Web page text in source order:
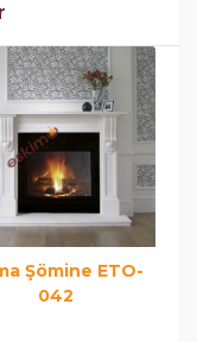
Şömine ETO-
042